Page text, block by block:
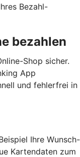
Bezahl-
bezahlen
Shop sicher.
App
und fehlerfrei in
Ihre Wunsch-
Kartendaten zum